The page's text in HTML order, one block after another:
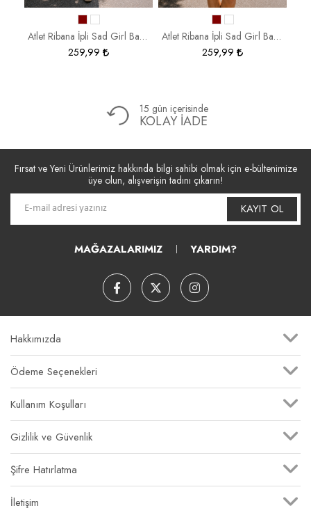
Atlet Ribana İpli Sad Girl Baskılı BSR1980
259,99
Atlet Ribana İpli Sad Girl Baskılı BSR1980
259,99
15 gün içerisinde
KOLAY İADE
Fırsat ve Yeni Ürünlerimiz hakkında bilgi sahibi olmak için e-bültenimize
üye olun, alışverişin tadını çıkarın!
KAYIT OL
MAĞAZALARIMIZ YARDIM?
Hakkımızda
Ödeme Seçenekleri
Kullanım Koşulları
Gizlilik ve Güvenlik
Şifre Hatırlatma
İletişim